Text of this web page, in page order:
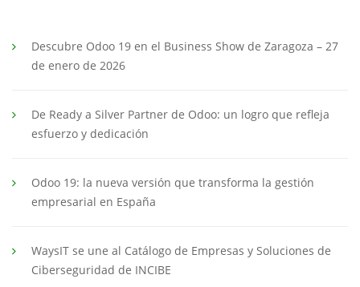
Descubre Odoo 19 en el Business Show de Zaragoza – 27
de enero de 2026
De Ready a Silver Partner de Odoo: un logro que refleja
esfuerzo y dedicación
Odoo 19: la nueva versión que transforma la gestión
empresarial en España
WaysIT se une al Catálogo de Empresas y Soluciones de
Ciberseguridad de INCIBE